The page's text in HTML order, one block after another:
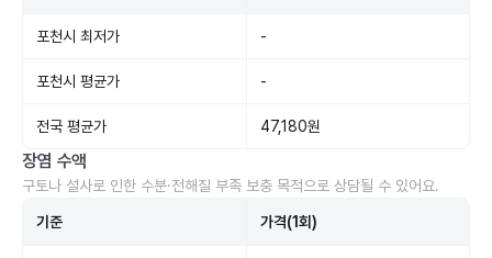
포천시 최저가 -
포천시 평균가 -
전국 평균가 47,180원
장염 수액
구토나 설사로 인한 수분·전해질 부족 보충 목적으로 상담될 수 있어요.
기준 가격(1회)